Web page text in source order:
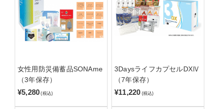
女性用防災備蓄品SONAme
（3年保存）
¥5,280 (税込)
3DaysライフカプセルDXⅣ
（7年保存）
¥11,220 (税込)